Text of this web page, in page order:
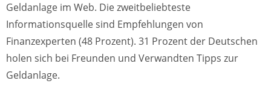
Geldanlage im Web. Die zweitbeliebteste
Informationsquelle sind Empfehlungen von
Finanzexperten (48 Prozent). 31 Prozent der Deutschen
holen sich bei Freunden und Verwandten Tipps zur
Geldanlage.